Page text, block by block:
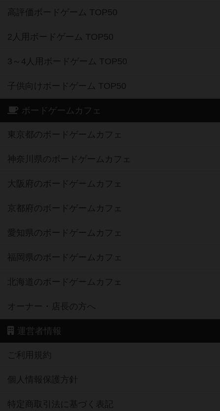
高評価ボードゲーム TOP50
2人用ボードゲーム TOP50
3～4人用ボードゲーム TOP50
子供向けボードゲーム TOP50
ボードゲームカフェ
東京都のボードゲームカフェ
神奈川県のボードゲームカフェ
大阪府のボードゲームカフェ
京都府のボードゲームカフェ
愛知県のボードゲームカフェ
福岡県のボードゲームカフェ
北海道のボードゲームカフェ
オーナー・店長の方へ
運営者情報
ご利用規約
個人情報保護方針
特定商取引法に基づく表記